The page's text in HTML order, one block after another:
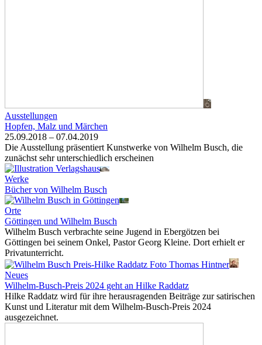
Ausstellungen
Hopfen, Malz und Märchen
25.09.2018 – 07.04.2019
Die Ausstellung präsentiert Kunstwerke von Wilhelm Busch, die
zunächst sehr unterschiedlich erscheinen
Werke
Bücher von Wilhelm Busch
Orte
Göttingen und Wilhelm Busch
Wilhelm Busch verbrachte seine Jugend in Ebergötzen bei
Göttingen bei seinem Onkel, Pastor Georg Kleine. Dort erhielt er
Privatunterricht.
Neues
Wilhelm-Busch-Preis 2024 geht an Hilke Raddatz
Hilke Raddatz wird für ihre herausragenden Beiträge zur satirischen
Kunst und Literatur mit dem Wilhelm-Busch-Preis 2024
ausgezeichnet.